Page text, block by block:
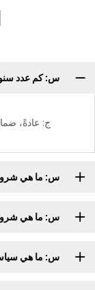
س: كم عدد
ج: عادةً، ضمان
س: ما هي
س: ما هي شروط
س: ما هي